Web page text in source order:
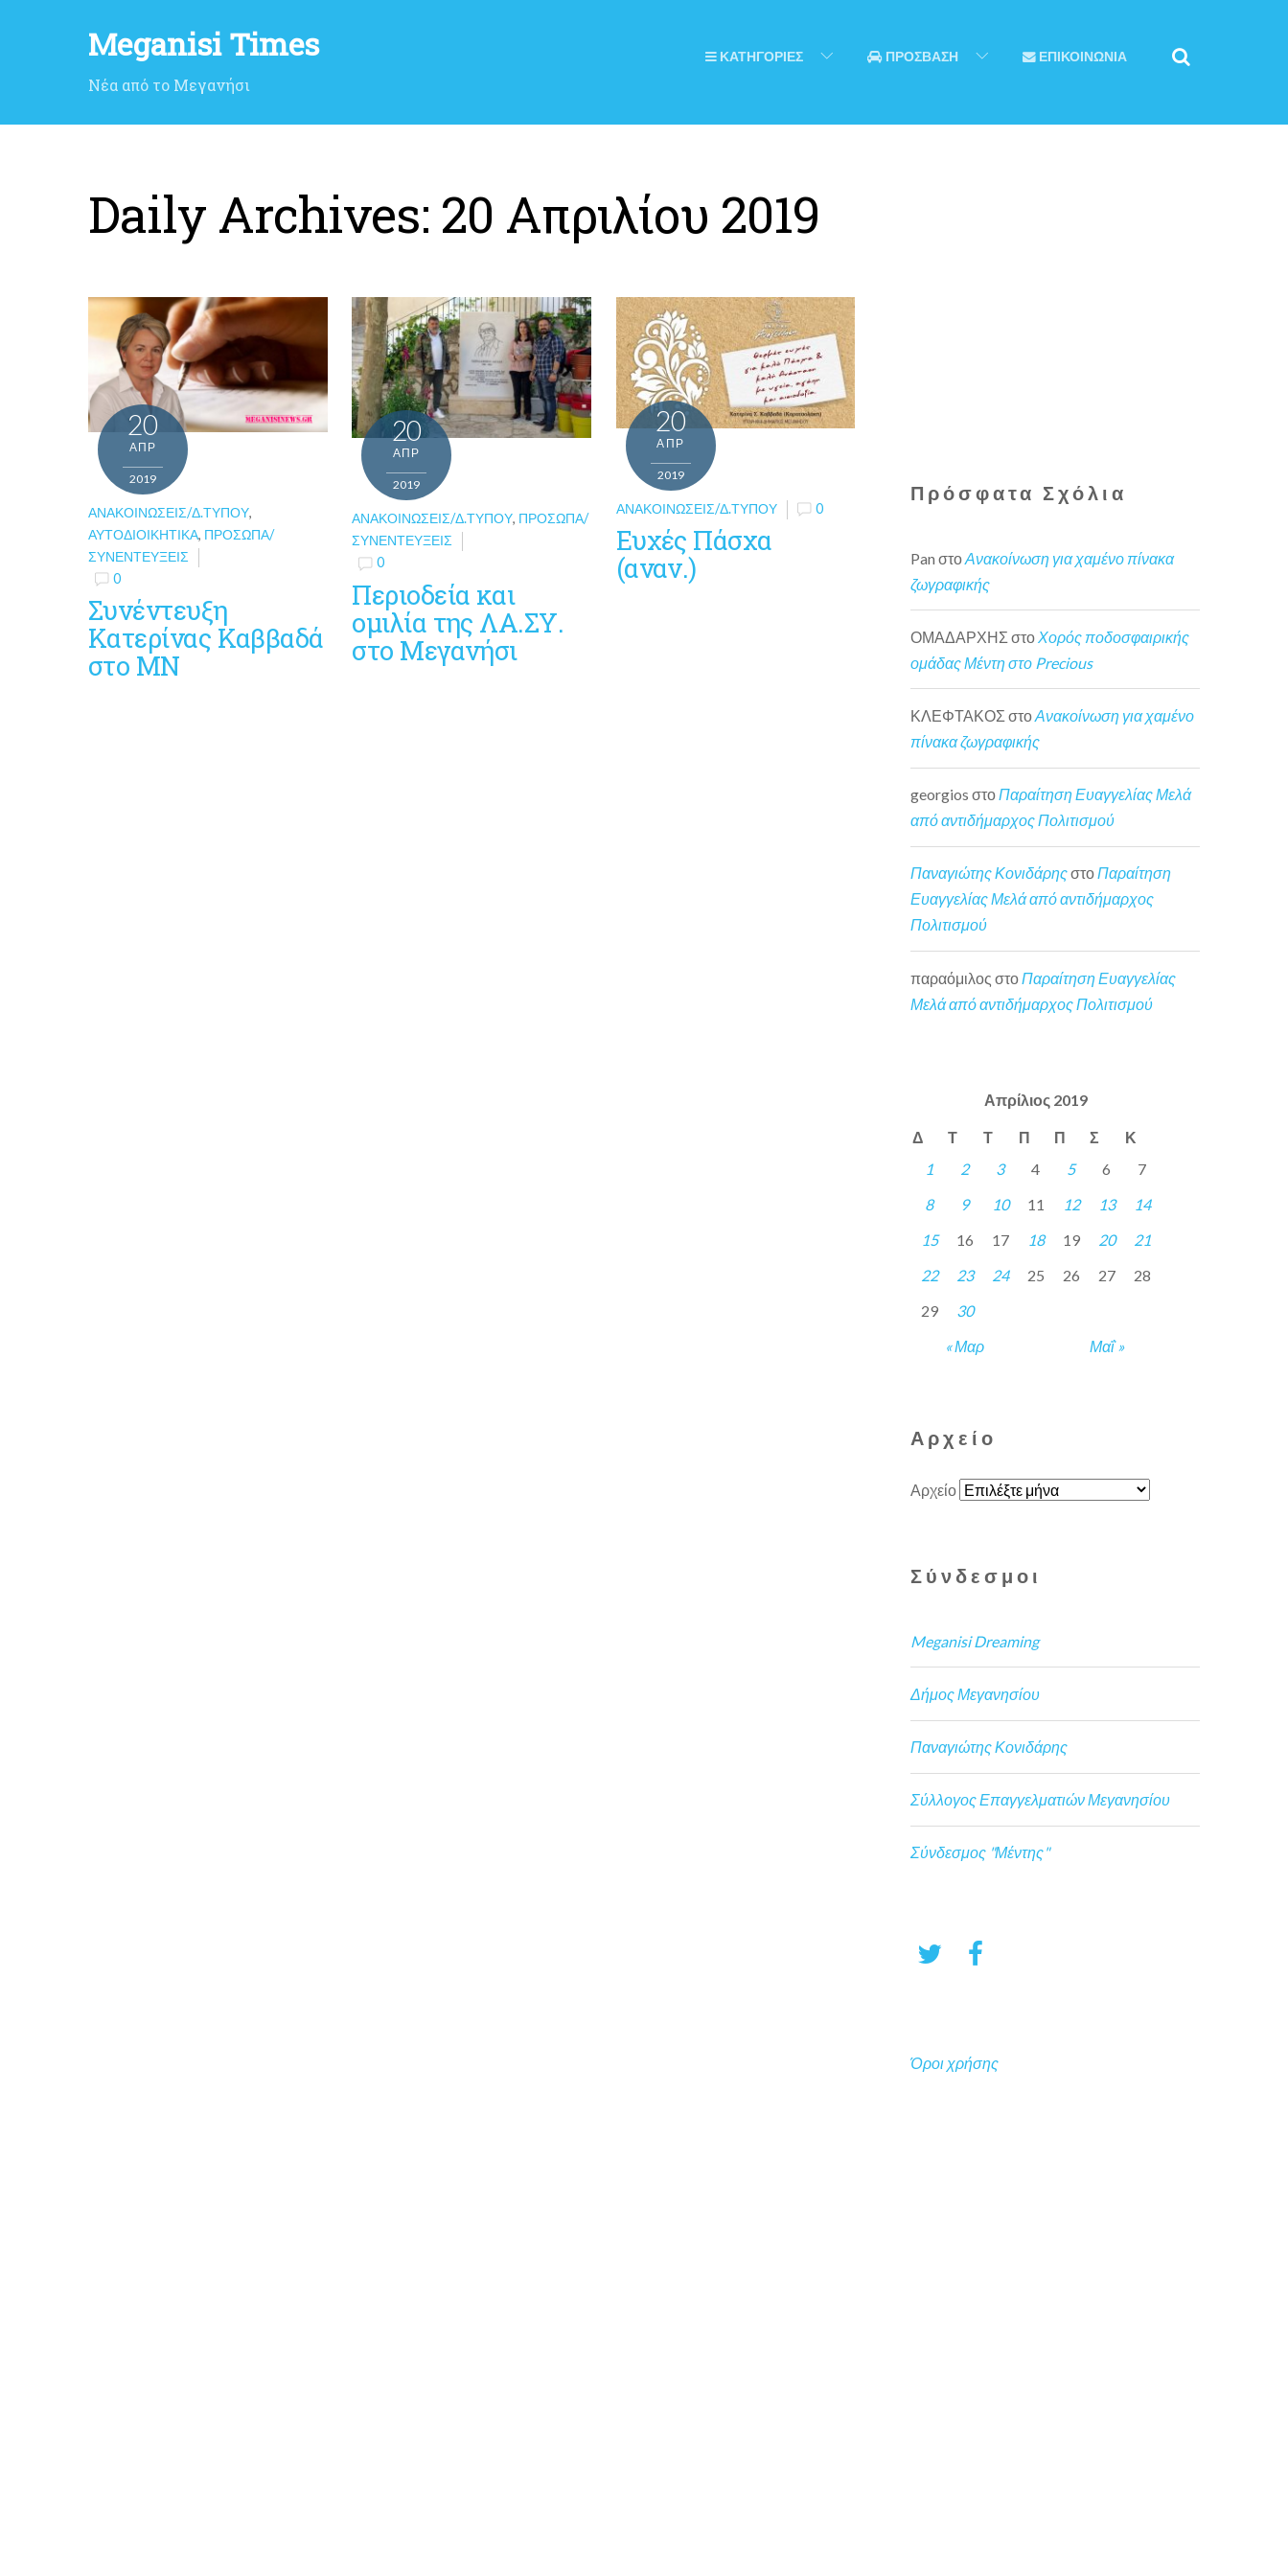
Meganisi Times
Νέα από το Μεγανήσι
ΚΑΤΗΓΟΡΙΕΣ ΠΡΟΣΒΑΣΗ ΕΠΙΚΟΙΝΩΝΙΑ
Daily Archives: 20 Απριλίου 2019
20
ΑΠΡ
2019
ΑΝΑΚΟΙΝΏΣΕΙΣ/Δ.ΤΎΠΟΥ,
ΑΥΤΟΔΙΟΙΚΗΤΙΚΆ, ΠΡΌΣΩΠΑ/
ΣΥΝΕΝΤΕΎΞΕΙΣ
0
Συνέντευξη
Κατερίνας Καββαδά
στο ΜΝ
20
ΑΠΡ
2019
ΑΝΑΚΟΙΝΏΣΕΙΣ/Δ.ΤΎΠΟΥ, ΠΡΌΣΩΠΑ/
ΣΥΝΕΝΤΕΎΞΕΙΣ
0
Περιοδεία και
ομιλία της ΛΑ.ΣΥ.
στο Μεγανήσι
20
ΑΠΡ
2019
ΑΝΑΚΟΙΝΏΣΕΙΣ/Δ.ΤΎΠΟΥ 0
Ευχές Πάσχα
(αναν.)
Πρόσφατα Σχόλια
Pan στοΑνακοίνωση για χαμένο πίνακα
ζωγραφικής
ΟΜΑΔΑΡΧΗΣ στο Χορός ποδοσφαιρικής
ομάδας Μέντη στο Precious
ΚΛΕΦΤΑΚΟΣ στοΑνακοίνωση για χαμένο
πίνακα ζωγραφικής
georgios στοΠαραίτηση Ευαγγελίας Μελά
από αντιδήμαρχος Πολιτισμού
Παναγιώτης ΚονιδάρηςστοΠαραίτηση
Ευαγγελίας Μελά από αντιδήμαρχος
Πολιτισμού
παραόμιλος στο Παραίτηση Ευαγγελίας
Μελά από αντιδήμαρχος Πολιτισμού
Απρίλιος 2019
Δ Τ Τ Π Π Σ Κ
« Μαρ Μαΐ »
1 2 3 4 5 6
7
8
9 10 11 12 13
14
15
16 17 18 19 20
21
22
23 24 25 26 27
28
29
30
Αρχείο
Αρχείο
Σύνδεσμοι
Meganisi Dreaming
Δήμος Μεγανησίου
Παναγιώτης Κονιδάρης
Σύλλογος Επαγγελματιών Μεγανησίου
Σύνδεσμος "Μέντης"
Όροι χρήσης